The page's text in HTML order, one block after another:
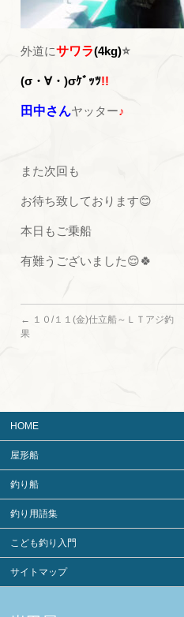
外道にサワラ(4kg)⭐
(σ・∀・)σｹﾞｯﾂ!!
田中さんヤッター♪
また次回も
お待ち致しております😊
本日もご乗船
有難うございました😌🍀
← １０/１１(金)仕立船～ＬＴアジ釣
果
HOME
屋形船
釣り船
釣り用語集
こども釣り入門
サイトマップ